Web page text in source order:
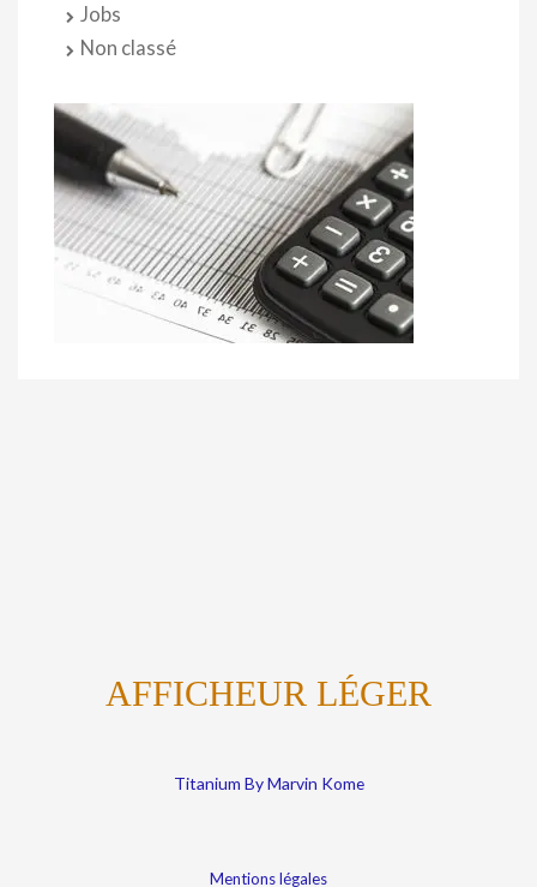
Jobs
Non classé
AFFICHEUR LÉGER
Titanium By Marvin Kome
Mentions légales